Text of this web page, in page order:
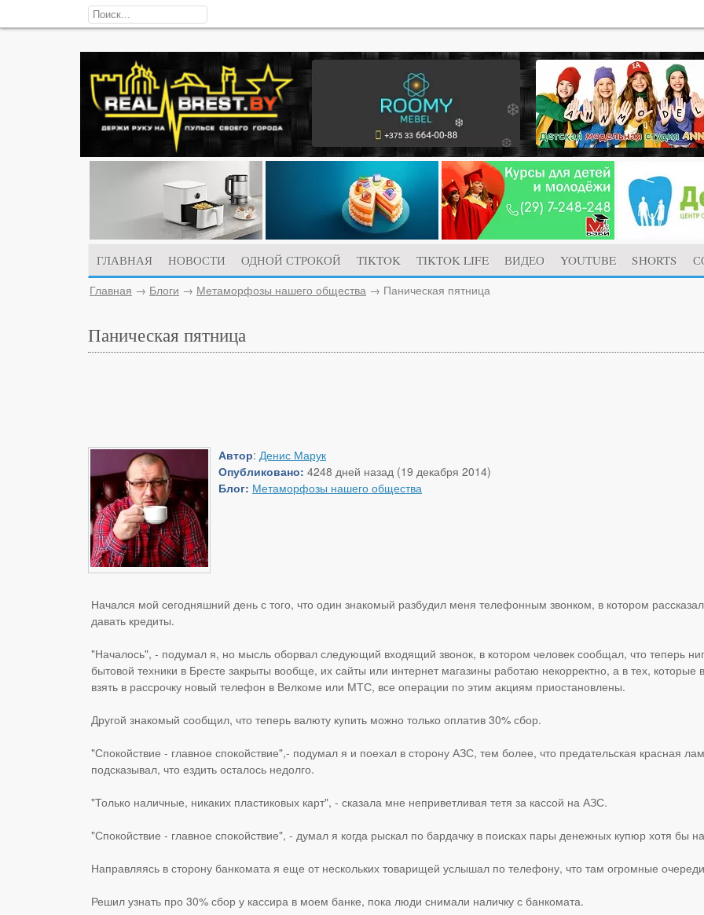
ГЛАВНАЯ НОВОСТИ ОДНОЙ СТРОКОЙ TIKTOK TIKTOK LIFE ВИДЕО YOUTUBE SHORTS
Главная → Блоги → Метаморфозы нашего общества → Паническая пятница
Паническая пятница
Автор: Денис Марук
Опубликовано: 4248 дней назад (19 декабря 2014)
Блог: Метаморфозы нашего общества
Начался мой сегодняшний день с того, что один знакомый разбудил меня телефонным звонком, в котором
давать кредиты.
"Началось", - подумал я, но мысль оборвал следующий входящий звонок, в котором человек сообщал, что теперь
бытовой техники в Бресте закрыты вообще, их сайты или интернет магазины работаю некорректно, а в тех, которые
взять в рассрочку новый телефон в Велкоме или МТС, все операции по этим акциям приостановлены.
Другой знакомый сообщил, что теперь валюту купить можно только оплатив 30% сбор.
"Спокойствие - главное спокойствие",- подумал я и поехал в сторону АЗС, тем более, что предательская красная
подсказывал, что ездить осталось недолго.
"Только наличные, никаких пластиковых карт", - сказала мне неприветливая тетя за кассой на АЗС.
"Спокойствие - главное спокойствие", - думал я когда рыскал по бардачку в поисках пары денежных купюр хотя бы
Направляясь в сторону банкомата я еще от нескольких товарищей услышал по телефону, что там огромные
Решил узнать про 30% сбор у кассира в моем банке, пока люди снимали наличку с банкомата.